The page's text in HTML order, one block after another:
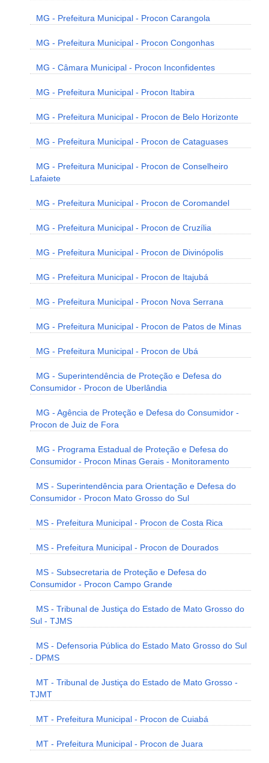
MG - Prefeitura Municipal - Procon Carangola
MG - Prefeitura Municipal - Procon Congonhas
MG - Câmara Municipal - Procon Inconfidentes
MG - Prefeitura Municipal - Procon Itabira
MG - Prefeitura Municipal - Procon de Belo Horizonte
MG - Prefeitura Municipal - Procon de Cataguases
MG - Prefeitura Municipal - Procon de Conselheiro
Lafaiete
MG - Prefeitura Municipal - Procon de Coromandel
MG - Prefeitura Municipal - Procon de Cruzília
MG - Prefeitura Municipal - Procon de Divinópolis
MG - Prefeitura Municipal - Procon de Itajubá
MG - Prefeitura Municipal - Procon Nova Serrana
MG - Prefeitura Municipal - Procon de Patos de Minas
MG - Prefeitura Municipal - Procon de Ubá
MG - Superintendência de Proteção e Defesa do
Consumidor - Procon de Uberlândia
MG - Agência de Proteção e Defesa do Consumidor -
Procon de Juiz de Fora
MG - Programa Estadual de Proteção e Defesa do
Consumidor - Procon Minas Gerais - Monitoramento
MS - Superintendência para Orientação e Defesa do
Consumidor - Procon Mato Grosso do Sul
MS - Prefeitura Municipal - Procon de Costa Rica
MS - Prefeitura Municipal - Procon de Dourados
MS - Subsecretaria de Proteção e Defesa do
Consumidor - Procon Campo Grande
MS - Tribunal de Justiça do Estado de Mato Grosso do
Sul - TJMS
MS - Defensoria Pública do Estado Mato Grosso do Sul
- DPMS
MT - Tribunal de Justiça do Estado de Mato Grosso -
TJMT
MT - Prefeitura Municipal - Procon de Cuiabá
MT - Prefeitura Municipal - Procon de Juara